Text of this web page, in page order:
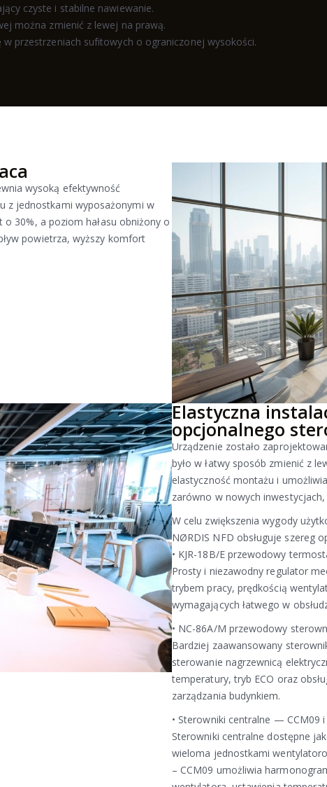
czyste i stabilne nawiewanie.
można zmienić z lewej na prawą.
przestrzeniach sufitowych o ograniczonej wysokości.
wysoką efektywność
z jednostkami wyposażonymi w
30%, a poziom hałasu obniżony o
powietrza, wyższy komfort
Elastyczna
opcjonalnego
Urządzenie zostało
było w łatwy sposób zmienić z
elastyczność montażu i
zarówno w nowych
W celu zwiększenia wygody
NØRDIS NFD obsługuje szereg
• KJR-18B/E przewodowy
Prosty i niezawodny regulator
trybem pracy, prędkością
wymagających łatwego w
• NC-86A/M przewodowy
Bardziej zaawansowany
sterowanie nagrzewnicą
temperatury, tryb ECO oraz
zarządzania budynkiem.
• Sterowniki centralne — CCM09
Sterowniki centralne dostępne
wieloma jednostkami
– CCM09 umożliwia